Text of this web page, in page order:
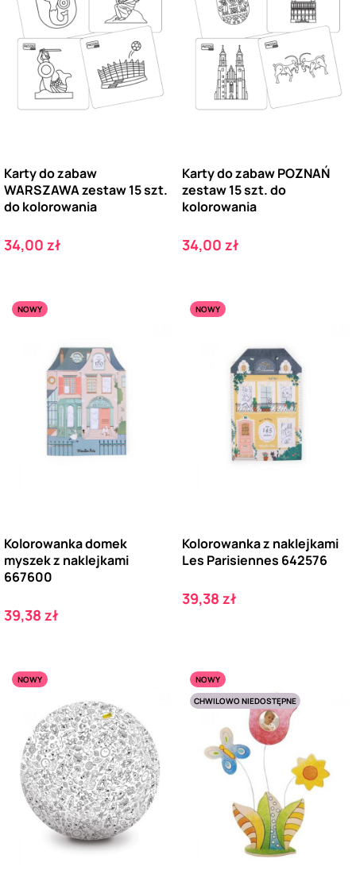
Karty do zabaw
WARSZAWA zestaw 15 szt.
do kolorowania
Cena
34,00 zł
Karty do zabaw POZNAŃ
zestaw 15 szt. do
kolorowania
Cena
34,00 zł
NOWY
Kolorowanka domek
myszek z naklejkami
667600
Cena
39,38 zł
NOWY
Kolorowanka z naklejkami
Les Parisiennes 642576
Cena
39,38 zł
NOWY
NOWY
CHWILOWO NIEDOSTĘPNE